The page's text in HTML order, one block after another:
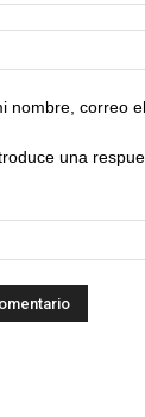
nombre, correo
una